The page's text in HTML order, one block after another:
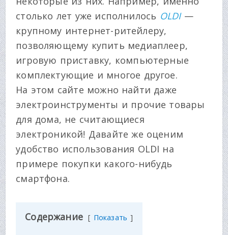
столько лет уже исполнилось OLDI—
крупному интернет-ритейлеру,
позволяющему купить медиаплеер,
игровую приставку, компьютерные
комплектующие и многое другое.
На этом сайте можно найти даже
электроинструменты и прочие товары
для дома, не считающиеся
электроникой! Давайте же оценим
удобство использования OLDI на
примере покупки какого-нибудь
смартфона.
Содержание Показать